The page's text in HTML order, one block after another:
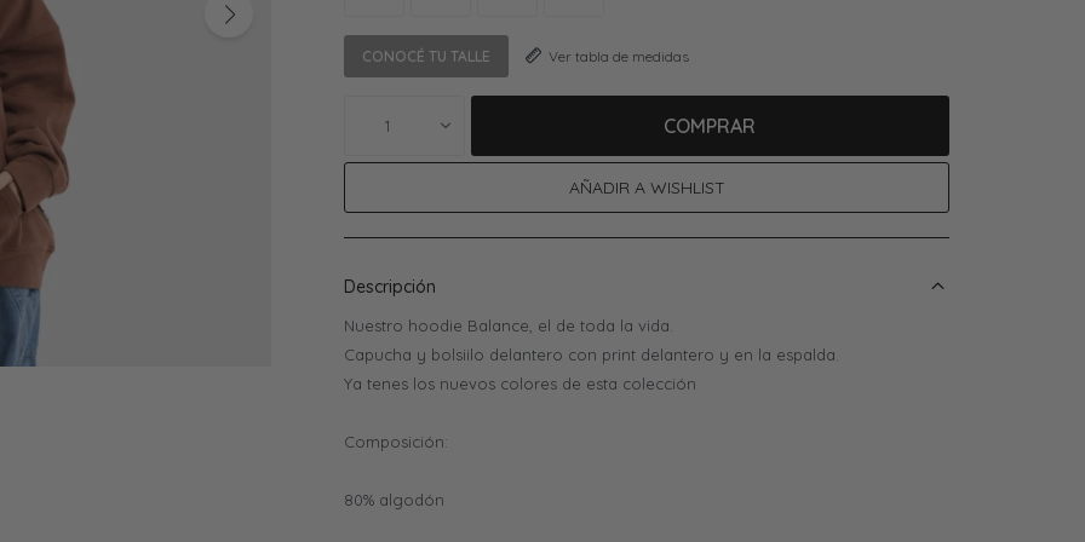
CONOCÉ TU TALLE Ver tabla de medidas
1 COMPRAR
Descripción
Nuestro hoodie Balance, el de toda la vida.
Capucha y bolsiilo delantero con print delantero y en la espalda.
Ya tenes los nuevos colores de esta colección
Composición:
80% algodón